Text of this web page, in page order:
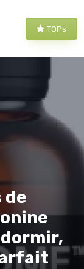
TOPs
de
dormir,